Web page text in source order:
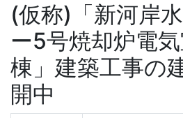
(仮称)「新河岸
ー5号焼却炉電
棟」建築工事の
開中